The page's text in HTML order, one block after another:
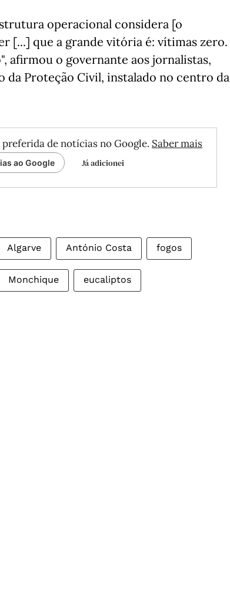
operacional considera [o
[...] que a grande vitória é: vítimas zero.
afirmou o governante aos jornalistas,
da Proteção Civil, instalado no centro da
de notícias no Google. Saber mais
ao Google Já adicionei
Algarve António Costa fogos
Monchique eucaliptos